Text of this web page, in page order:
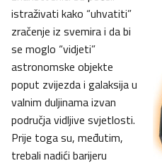
istraživati kako “uhvatiti”
zračenje iz svemira i da bi
se moglo “vidjeti”
astronomske objekte
poput zvijezda i galaksija u
valnim duljinama izvan
područja vidljive svjetlosti.
Prije toga su, međutim,
trebali nadići barijeru